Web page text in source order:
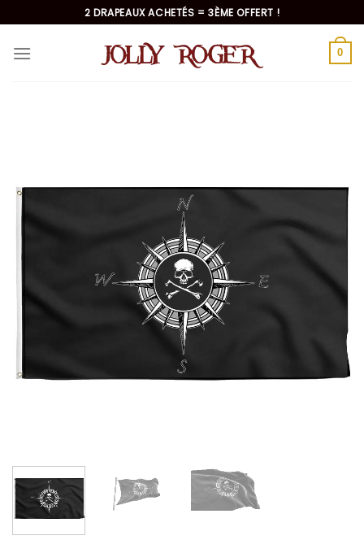
au
contenu
2 DRAPEAUX ACHETÉS = 3ÈME OFFERT !
0